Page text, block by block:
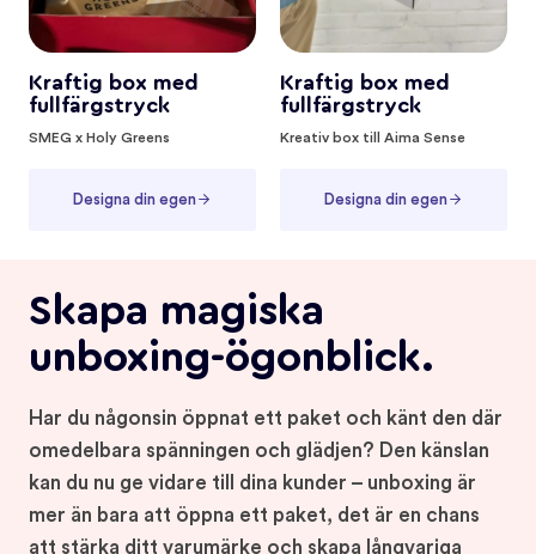
Kraftig box med
fullfärgstryck
SMEG x Holy Greens
Designa din egen
Kraftig box med
fullfärgstryck
Kreativ box till Aima Sense
Designa din egen
Skapa magiska
unboxing-ögonblick.
Har du någonsin öppnat ett paket och känt den där
omedelbara spänningen och glädjen? Den känslan
kan du nu ge vidare till dina kunder – unboxing är
mer än bara att öppna ett paket, det är en chans
att stärka ditt varumärke och skapa långvariga